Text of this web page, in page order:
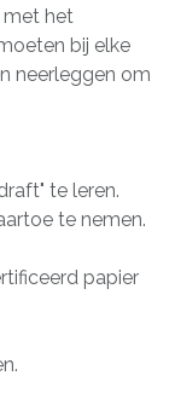
met het
bij elke
neerleggen om
te leren.
te nemen.
papier